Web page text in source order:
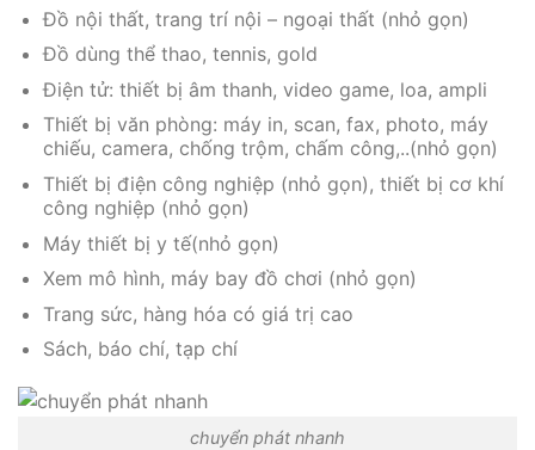
Đồ nội thất, trang trí nội – ngoại thất (nhỏ gọn)
Đồ dùng thể thao, tennis, gold
Điện tử: thiết bị âm thanh, video game, loa, ampli
Thiết bị văn phòng: máy in, scan, fax, photo, máy
chiếu, camera, chống trộm, chấm công,..(nhỏ gọn)
Thiết bị điện công nghiệp (nhỏ gọn), thiết bị cơ khí
công nghiệp (nhỏ gọn)
Máy thiết bị y tế(nhỏ gọn)
Xem mô hình, máy bay đồ chơi (nhỏ gọn)
Trang sức, hàng hóa có giá trị cao
Sách, báo chí, tạp chí
chuyển phát nhanh